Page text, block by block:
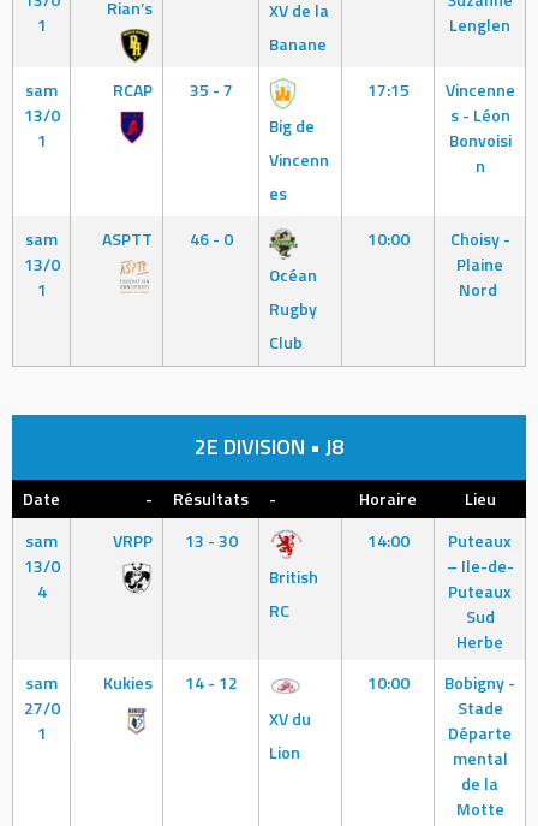
1
Rian’s
XV de la
Banane
Lenglen
sam
13/0
1
RCAP
35 - 7
Big de
Vincenn
es
17:15
Vincenne
s - Léon
Bonvoisi
n
sam
13/0
1
ASPTT
46 - 0
Océan
Rugby
Club
10:00
Choisy -
Plaine
Nord
2E DIVISION • J8
Date - Résultats - Horaire
Lieu
sam
13/0
4
VRPP
13 - 30
British
RC
14:00
Puteaux
– Ile-de-
Puteaux
Sud
Herbe
sam
27/0
1
Kukies
14 - 12
XV du
Lion
10:00
Bobigny -
Stade
Départe
mental
de la
Motte